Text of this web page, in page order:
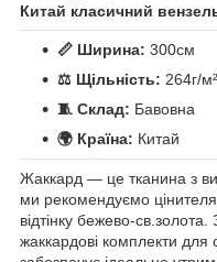
Китай класичний
📏 Ширина: 300см
⚖️ Щільність: 264г/м²
🧵 Склад: Бавовна
🌍 Країна: Китай
Жаккард — це тканина з
ми рекомендуємо
відтінку бежево-
жаккардові комплекти для